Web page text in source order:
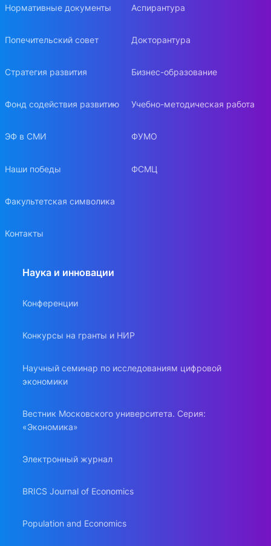
Нормативные документы
Попечительский совет
Стратегия развития
Фонд содействия развитию
ЭФ в СМИ
Наши победы
Факультетская символика
Контакты
Аспирантура
Докторантура
Бизнес-образование
Учебно-методическая работа
ФУМО
ФСМЦ
Наука и инновации
Конференции
Конкурсы на гранты и НИР
Научный семинар по исследованиям цифровой
экономики
Вестник Московского университета. Серия:
«Экономика»
Электронный журнал
BRICS Journal of Economics
Population and Economics